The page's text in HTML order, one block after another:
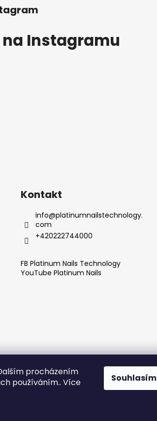
procházením
používáním.. Více
Souhlasím
Instagramu
Kontakt
info@platinumnailstechnology.
com
+420222744000
FB Platinum Nails Technology
YouTube Platinum Nails